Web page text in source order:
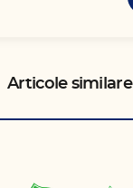
Articole similare